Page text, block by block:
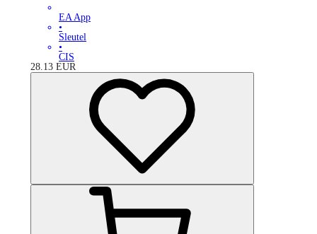
EA App
•
Sleutel
•
CIS
28.13 EUR